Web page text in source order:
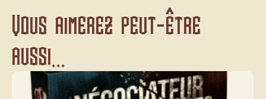
Vous aimerez peut-être
aussi...